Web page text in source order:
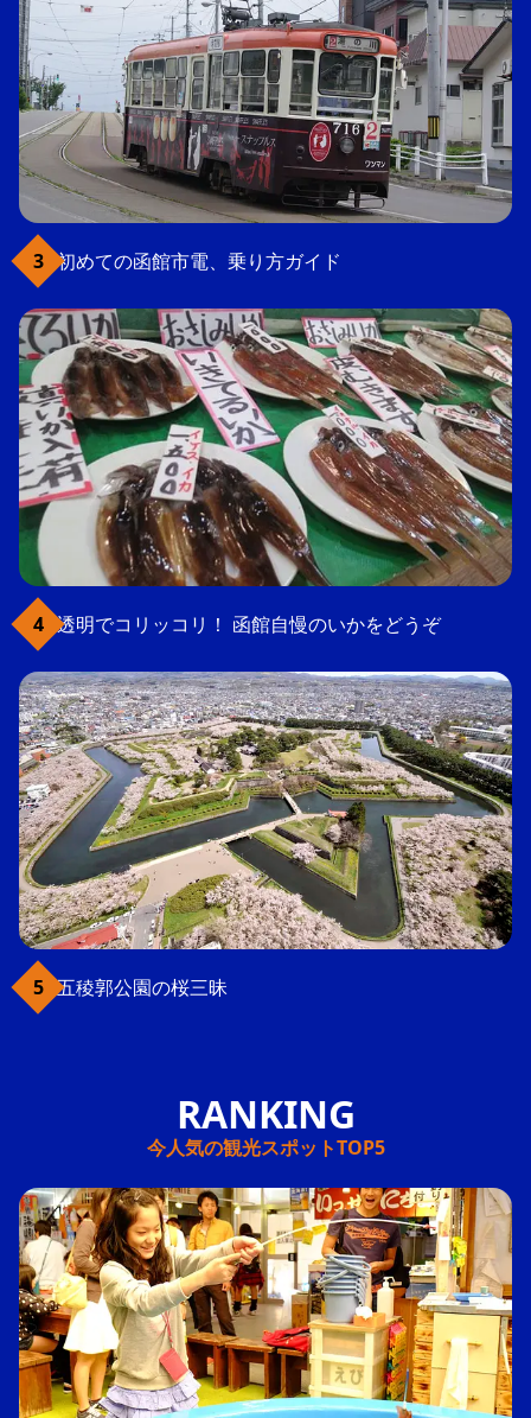
初めての函館市電、乗り方ガイド
透明でコリッコリ！ 函館自慢のいかをどうぞ
五稜郭公園の桜三昧
今人気の観光スポットTOP5